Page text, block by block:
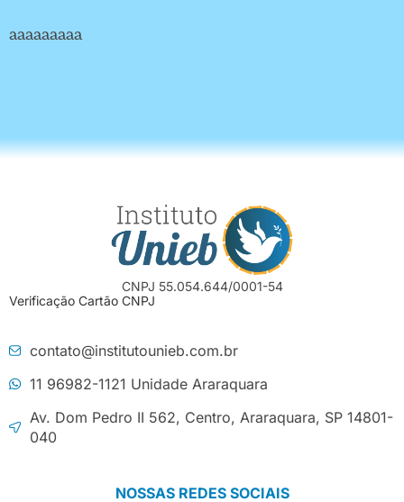
aaaaaaaaa
CNPJ 55.054.644/0001-54
Verificação Cartão CNPJ
contato@institutounieb.com.br
11 96982-1121 Unidade Araraquara
Av. Dom Pedro II 562, Centro, Araraquara, SP 14801-
040
NOSSAS REDES SOCIAIS